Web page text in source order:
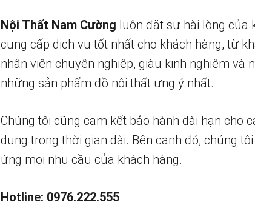
Nội Thất Nam Cường luôn đặt sự hài lòng của
cung cấp dịch vụ tốt nhất cho khách hàng, từ
nhân viên chuyên nghiệp, giàu kinh nghiệm
những sản phẩm đồ nội thất ưng ý nhất.
Chúng tôi cũng cam kết bảo hành dài hạn cho
dụng trong thời gian dài. Bên cạnh đó, chúng
ứng mọi nhu cầu của khách hàng.
Hotline: 0976.222.555